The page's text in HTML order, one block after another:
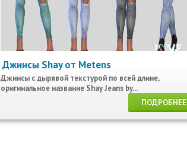
Джинсы Shay от Metens
Джинсы с дырявой текстурой по всей длине,
оригинальное название Shay Jeans by...
ПОДРОБНЕЕ